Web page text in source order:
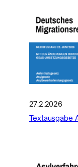
27.2.2026
Textausgabe